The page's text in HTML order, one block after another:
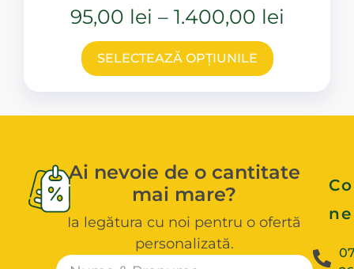
95,00 lei – 1.400,00 lei
SELECTEAZĂ OPȚIUNILE
Ai nevoie de o cantitate
mai mare?
Ia legătura cu noi pentru o ofertă
personalizată.
ne